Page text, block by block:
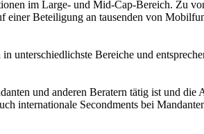
im Large- und Mid-Cap-Bereich. Zu
einer Beteiligung an tausenden von
unterschiedlichste Bereiche und
und anderen Beratern tätig ist und die
internationale Secondments bei